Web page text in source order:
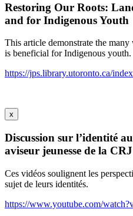
Restoring Our Roots:
and for Indigenous Youth
This article demonstrate the
is beneficial for Indigenous youth.
https://jps.library.utoronto.ca/
x
Discussion sur l’identité
aviseur jeunesse de la CRJ
Ces vidéos soulignent les
sujet de leurs identités.
https://www.youtube.com/